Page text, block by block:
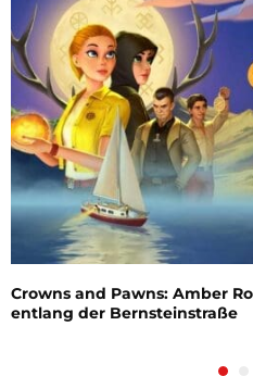
Crowns and Pawns: Amber
entlang der Bernsteinstraße